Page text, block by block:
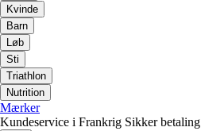
Kvinde
Barn
Løb
Sti
Triathlon
Nutrition
Mærker
Kundeservice i Frankrig Sikker betaling